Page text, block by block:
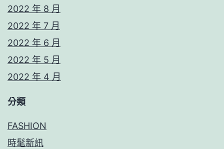
2022 年 8 月
2022 年 7 月
2022 年 6 月
2022 年 5 月
2022 年 4 月
分類
FASHION
時髦新訊